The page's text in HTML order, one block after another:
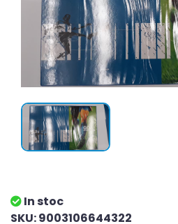
In stoc
SKU: 9003106644322